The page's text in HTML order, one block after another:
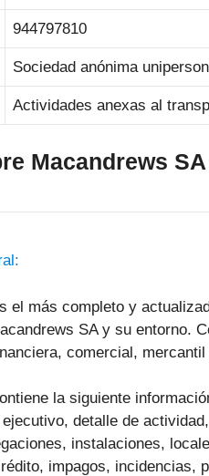
944797810
Sociedad anónima
Actividades anexas al
Macandrews SA
el más completo y
SA y su entorno.
comercial,
la siguiente
detalle de
instalaciones,
impagos, incidencias,